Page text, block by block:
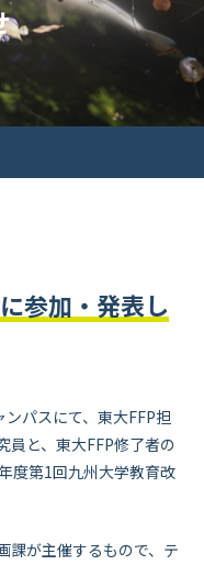
参加・発表し
パスにて、東大FFP担
員と、東大FFP修了者の
度第1回九州大学教育改
課が主催するもので、テ